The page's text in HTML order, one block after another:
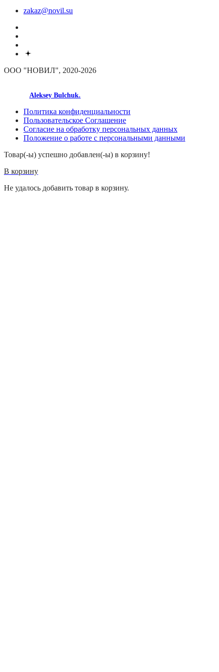
zakaz@novil.su
ООО "НОВИЛ", 2020-2026
Aleksey Bulchuk.
Политика конфиденциальности
Пользовательское Соглашение
Согласие на обработку персональных данных
Положение о работе с персональными данными
Товар(-ы) успешно добавлен(-ы) в корзину!
В корзину
Не удалось добавить товар в корзину.